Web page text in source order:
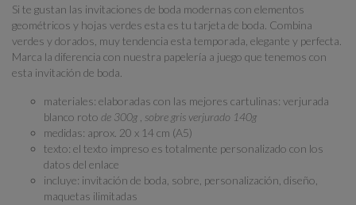
Si te gustan las invitaciones de boda modernas con elementos
geométricos y hojas verdes esta es tu tarjeta de boda. Combina
verdes y dorados, muy tendencia esta temporada, elegante y perfecta.
Marca la diferencia con nuestra papelería a juego que tenemos con
esta invitación de boda.
materiales: elaboradas con las mejores cartulinas: verjurada
blanco roto de 300g sobre gris verjurado 140g
medidas: aprox. 20 x 14 cm (A5)
texto: el texto impreso es totalmente personalizado con los
datos del enlace
incluye: invitación de boda, sobre, personalización, diseño,
maquetas ilimitadas